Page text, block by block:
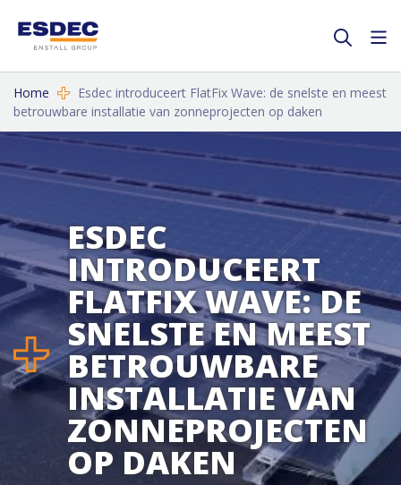
Home
Esdec introduceert FlatFix Wave: de snelste en meest
betrouwbare installatie van zonneprojecten op daken
ESDEC
INTRODUCEERT
FLATFIX WAVE: DE
SNELSTE EN MEEST
BETROUWBARE
INSTALLATIE VAN
ZONNEPROJECTEN
OP DAKEN